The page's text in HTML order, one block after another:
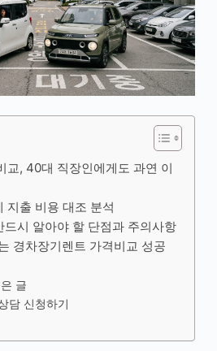
교, 40대 직장인에게도 과연 이
지출 비용 대조 분석
드시 알아야 할 단점과 주의사항
경차장기렌트 가격비교 성공
글
담 신청하기